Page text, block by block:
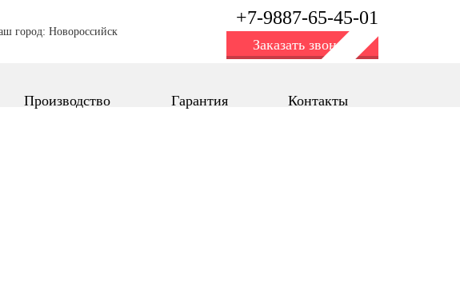
город: Новороссийск
+7-9887-65-45-01
Заказать звонок
Производство Гарантия Контакты